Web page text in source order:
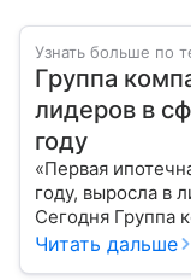
Узнать больше по
Группа
лидеров в
году
«Первая
году, выросла в
Сегодня Группа
место по
Читать дальше